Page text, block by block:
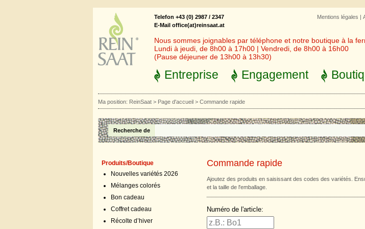
Mentions légales |
Telefon +43 (0) 2987 / 2347
E-Mail office(at)reinsaat.at
Nous sommes joignables par téléphone et notre boutique à la
Lundi à jeudi, de 8h00 à 17h00 | Vendredi, de 8h00 à 16h00
(Pause déjeuner de 13h00 à 13h30)
Entreprise Engagement
Ma position: ReinSaat > Page d'accueil > Commande rapide
Recherche de
Produits/Boutique
Nouvelles variétés 2026
Mélanges colorés
Bon cadeau
Coffret cadeau
Récolte d’hiver
Commande rapide
Ajoutez des produits en saisissant des codes des variétés.
et la taille de l'emballage.
Numéro de l'article: